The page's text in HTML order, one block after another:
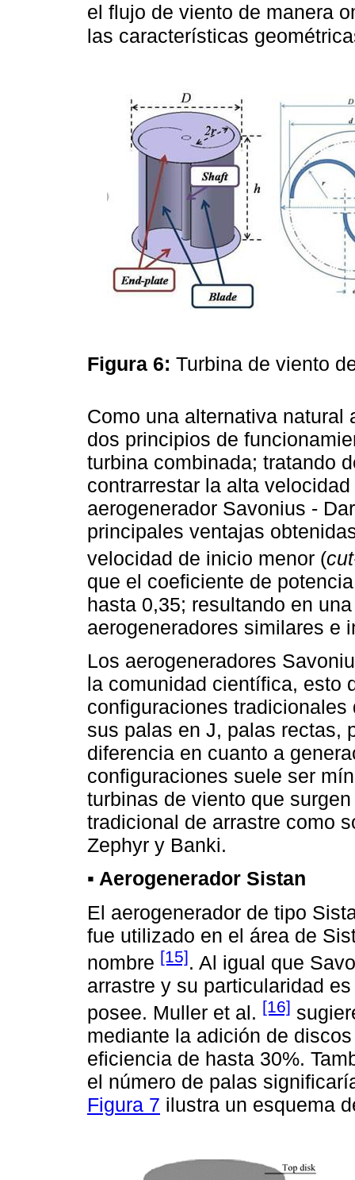
el flujo de viento de manera
las características
Figura 6: Turbina de viento
Como una alternativa natural
dos principios de
turbina combinada; tratando
contrarrestar la alta
aerogenerador Savonius -
principales ventajas
velocidad de inicio menor (
que el coeficiente de
hasta 0,35; resultando en
aerogeneradores similares e
Los aerogeneradores
la comunidad científica, esto
configuraciones
sus palas en J, palas rectas,
diferencia en cuanto a
configuraciones suele ser
turbinas de viento que
tradicional de arrastre como
Zephyr y Banki.
▪ Aerogenerador Sistan
El aerogenerador de tipo
fue utilizado en el área de
nombre [15]. Al igual que
arrastre y su particularidad
posee. Muller et al. [16]
mediante la adición de
eficiencia de hasta 30%.
el número de palas
Figura 7 ilustra un esquema